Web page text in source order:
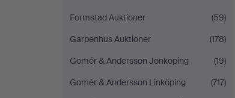
Formstad Auktioner
(59)
Garpenhus Auktioner
(178)
Gomér & Andersson Jönköping
(19)
Gomér & Andersson Linköping
(717)